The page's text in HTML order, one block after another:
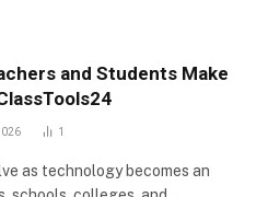
and Students Make
1
as technology becomes an